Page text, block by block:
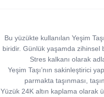
Bu yüzükte kullanılan Yeşim
biridir. Günlük yaşamda zihinsel
Stres kalkanı olarak
Yeşim Taşı’nın sakinleştirici
parmakta taşınması,
Yüzük 24K altın kaplama olarak